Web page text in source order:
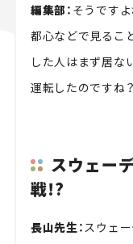
編集部： そうです
都心などで見るこ
した人はまず居な
運転したのですね？
スウェー
戦!?
長山先生：スウェ